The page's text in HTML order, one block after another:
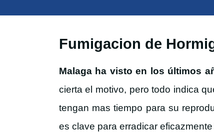
Fumigacion de
Malaga ha visto en los últimos
cierta el motivo, pero todo indica
tengan mas tiempo para su
es clave para erradicar